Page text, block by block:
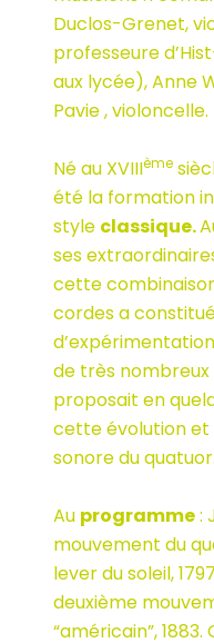
Duclos-Grenet,
professeure
aux lycée), Anne
Pavie , violoncelle.
Né au XVIIIème
été la formation
style classique.
ses
cette
cordes a
de très
proposait en
cette évolution
sonore du quatuor.
Au programme:
mouvement du
lever du soleil,
deuxième
“américain”,